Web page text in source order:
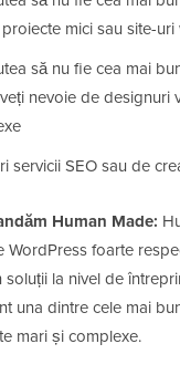
mici sau site-
să nu fie cea mai
nevoie de designuri
servicii SEO sau de
Human Made:
WordPress foarte
soluții la nivel de
una dintre cele mai
mari și complexe.